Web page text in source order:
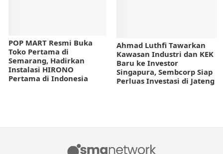
POP MART Resmi Buka
Toko Pertama di
Semarang, Hadirkan
Instalasi HIRONO
Pertama di Indonesia
Ahmad Luthfi Tawarkan
Kawasan Industri dan KEK
Baru ke Investor
Singapura, Sembcorp Siap
Perluas Investasi di Jateng